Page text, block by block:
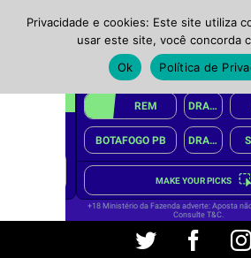
Twitter
Privacidade e cookies: Este site utiliza
usar este site, você concorda
Ok
Política de